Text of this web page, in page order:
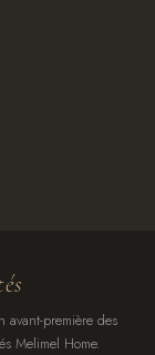
avant-première des
Melimel Home.